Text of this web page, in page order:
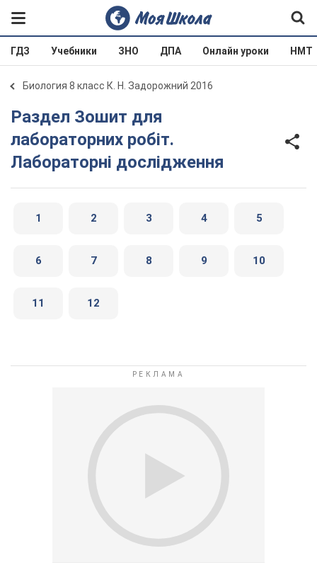
ГДЗ Учебники ЗНО ДПА Онлайн уроки НМТ
Биология 8 класс К. Н. Задорожний 2016
Раздел Зошит для
лабораторних робіт.
Лабораторні дослідження
1 2 3 4 5
6 7 8 9 10
11 12